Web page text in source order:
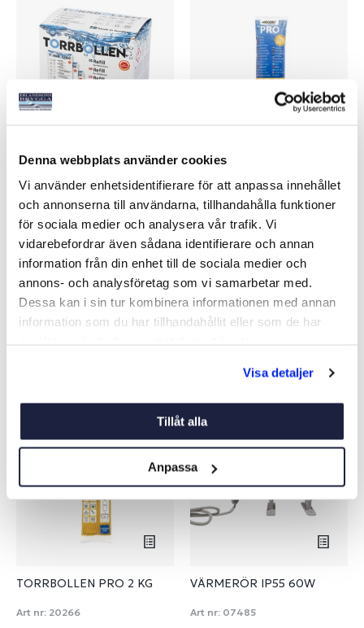
Denna webbplats använder cookies
Vi använder enhetsidentifierare för att anpassa innehållet
och annonserna till användarna, tillhandahålla funktioner
för sociala medier och analysera vår trafik. Vi
vidarebefordrar även sådana identifierare och annan
information från din enhet till de sociala medier och
annons- och analysföretag som vi samarbetar med.
Dessa kan i sin tur kombinera informationen med annan
information som du har tillhandahållit eller som de har
Visa detaljer
Tillåt alla
Anpassa
DOFTREFILL TORRBOLLEN
3-PACK
139 kr
Köp
TORRBOLLEN PRO 2 KG
169 kr
Liknande produkter
TORRBOLLEN PRO 2 KG
Art nr: 20266
VÄRMERÖR IP55 60W
Art nr: 07485